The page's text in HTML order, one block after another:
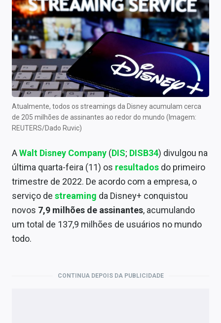
Comprar ou vender?
Carteiras Recomendadas
Central de Dividendos
Central de Fundos Imobiliários
Central dos IPOs
Renda Fixa
Mercados
Economia
Empresas
Brasil
Atualmente, todos os streamings da Disney acumulam cerca
de 205 milhões de assinantes ao redor do mundo (Imagem:
REUTERS/Dado Ruvic)
AWalt Disney Company (DIS; DISB34) divulgou na
última quarta-feira (11) os resultados do primeiro
trimestre de 2022. De acordo com a empresa, o
serviço de streaming da Disney+ conquistou
novos 7,9 milhões de assinantes, acumulando
um total de 137,9 milhões de usuários no mundo
todo.
CONTINUA DEPOIS DA PUBLICIDADE